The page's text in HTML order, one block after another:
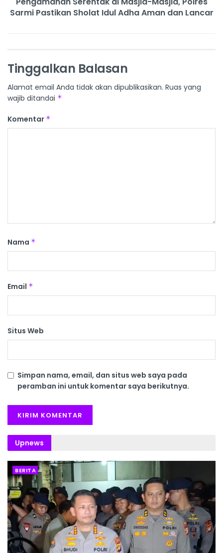
Sarmi Pastikan Sholat Idul Adha Aman dan Lancar
Tinggalkan Balasan
Alamat email Anda tidak akan dipublikasikan. Ruas yang
wajib ditandai *
Komentar *
Nama *
Email *
Situs Web
Simpan nama, email, dan situs web saya pada
peramban ini untuk komentar saya berikutnya.
Upnews
BERITA